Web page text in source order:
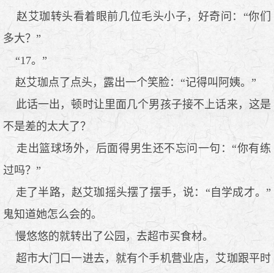
赵艾珈转头看着眼前几位毛头小子，好奇问：“你们
多大？”
“17。”
赵艾珈点了点头，露出一个笑脸：“记得叫阿姨。”
此话一出，顿时让里面几个男孩子接不上话来，这是
不是差的太大了？
走出篮球场外，后面得男生还不忘问一句：“你有练
过吗？”
走了半路，赵艾珈摇头摆了摆手，说：“自学成才。”
鬼知道她怎么会的。
慢悠悠的就转出了公园，去超市买食材。
超市大门口一进去，就有个手机营业店，艾珈跟平时